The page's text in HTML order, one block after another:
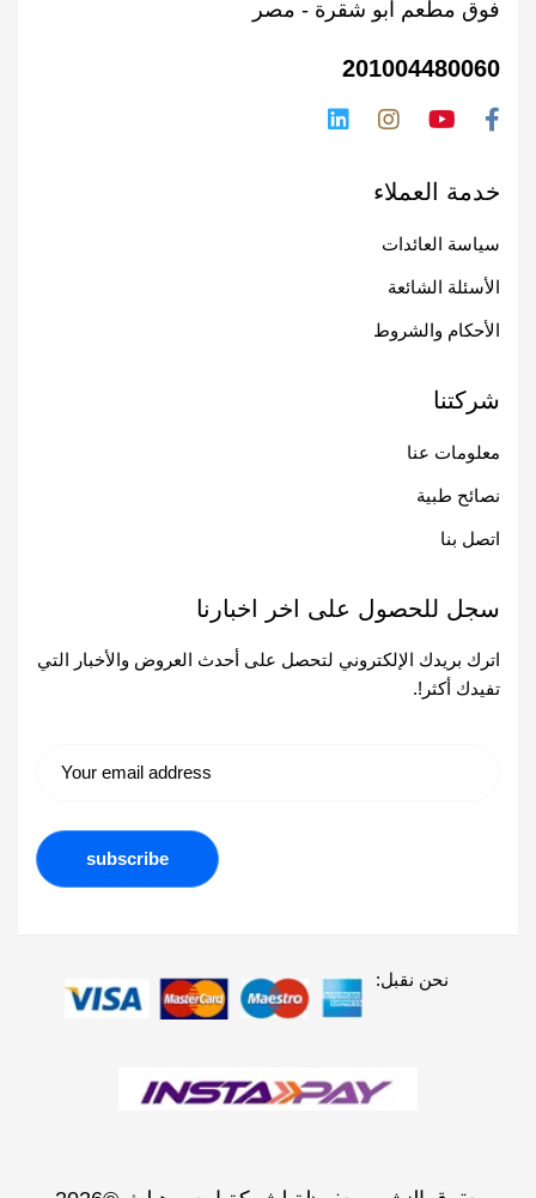
فوق مطعم ابو شقرة - مصر
201004480060
خدمة العملاء
سياسة العائدات
الأسئلة الشائعة
الأحكام والشروط
شركتنا
معلومات عنا
نصائح طبية
اتصل بنا
سجل للحصول على اخر اخبارنا
اترك بريدك الإلكتروني لتحصل على أحدث العروض والأخبار التي
تفيدك أكثر!.
نحن نقبل: